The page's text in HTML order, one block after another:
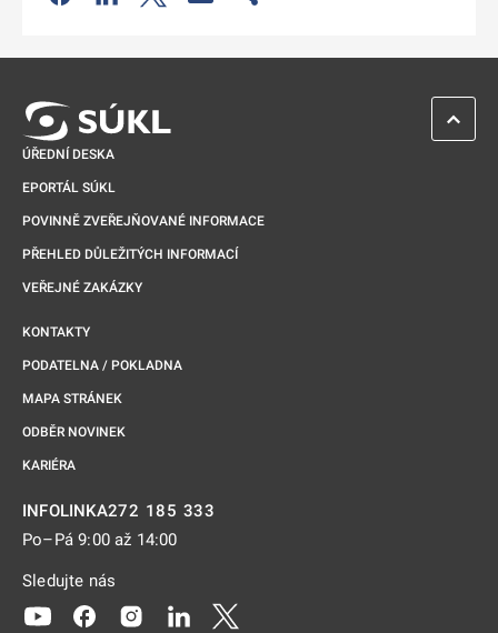
ÚŘEDNÍ DESKA
EPORTÁL SÚKL
POVINNĚ ZVEŘEJŇOVANÉ INFORMACE
PŘEHLED DŮLEŽITÝCH INFORMACÍ
VEŘEJNÉ ZAKÁZKY
KONTAKTY
PODATELNA / POKLADNA
MAPA STRÁNEK
ODBĚR NOVINEK
KARIÉRA
INFOLINKA272 185 333
Po–Pá 9:00 až 14:00
Sledujte nás
Odkaz se otevře na nové kartě
Odkaz se otevře na nové kartě
Odkaz se otevře na nové kartě
Odkaz se otevře na nové kartě
ZPĚT